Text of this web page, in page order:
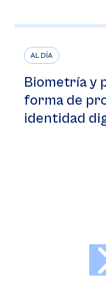
AL DÍA
Biometría y
forma de
identidad